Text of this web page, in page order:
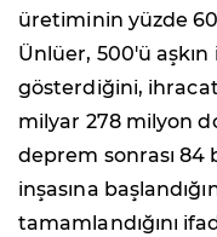
üretiminin yüzde
Ünlüer, 500'ü
gösterdiğini,
milyar 278 milyon
deprem sonrası 84
inşasına
tamamlandığını